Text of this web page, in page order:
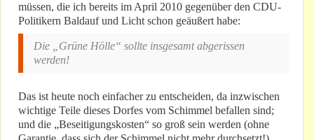
müssen, die ich bereits im April 2010 gegenüber den CDU-
Politikern Baldauf und Licht schon geäußert habe:
Die „Grüne Hölle“ sollte insgesamt abgerissen
werden!
Das ist heute noch einfacher zu entscheiden, da inzwischen
wichtige Teile dieses Dorfes vom Schimmel befallen sind;
und die „Beseitigungskosten“ so groß sein werden (ohne